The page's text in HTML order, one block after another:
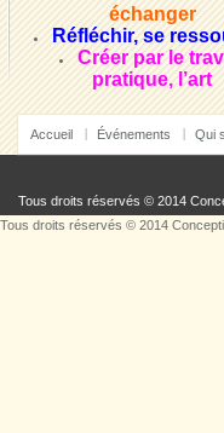
échanger
Réfléchir, se
Créer par le
pratique, l’art
Accueil Événements Qui
Tous droits réservés © 2014
Tous droits réservés © 2014